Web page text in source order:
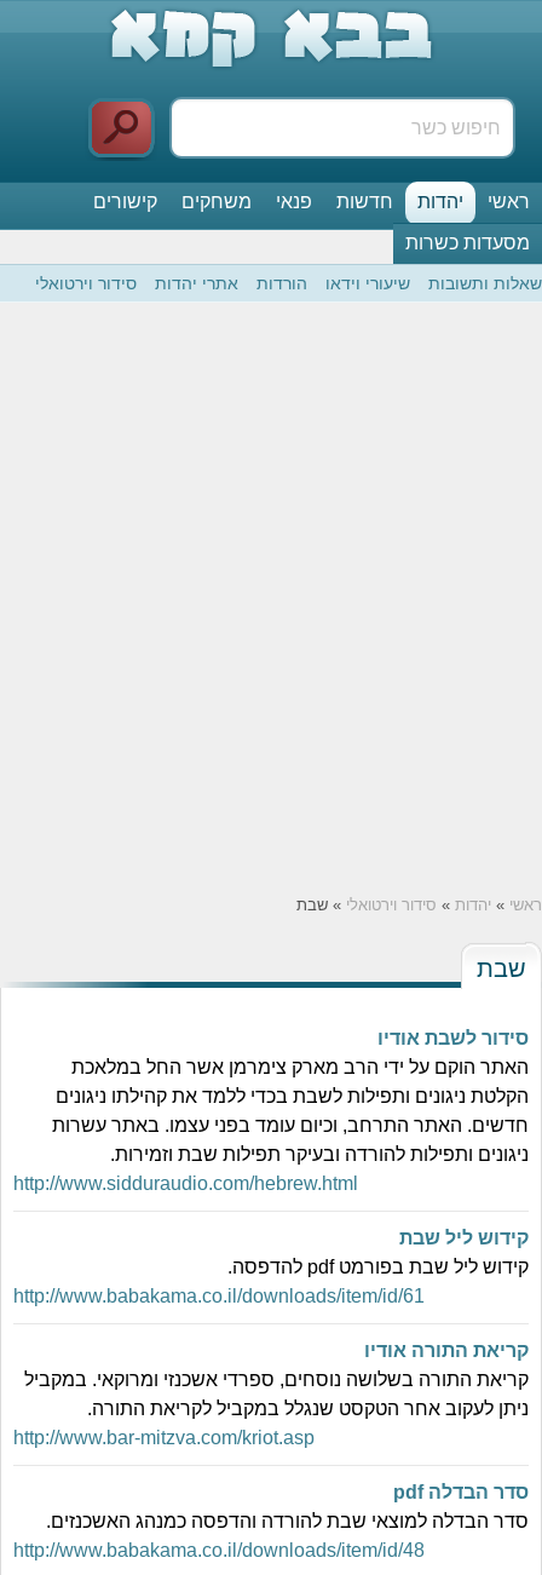
ראשי יהדות חדשות פנאי משחקים
קישורים
מסעדות כשרות
שאלות ותשובות שיעורי וידאו הורדות אתרי יהדות סידור וירטואלי
ראשי » יהדות » סידור וירטואלי » שבת
שבת
סידור לשבת אודיו
האתר הוקם על ידי הרב מארק צימרמן אשר החל במלאכת
הקלטת ניגונים ותפילות לשבת בכדי ללמד את קהילתו ניגונים
חדשים. האתר התרחב, וכיום עומד בפני עצמו. באתר עשרות
ניגונים ותפילות להורדה ובעיקר תפילות שבת וזמירות.
http://www.sidduraudio.com/hebrew.html
קידוש ליל שבת
קידוש ליל שבת בפורמט pdf להדפסה.
http://www.babakama.co.il/downloads/item/id/61
קריאת התורה אודיו
קריאת התורה בשלושה נוסחים, ספרדי אשכנזי ומרוקאי. במקביל
ניתן לעקוב אחר הטקסט שנגלל במקביל לקריאת התורה.
http://www.bar-mitzva.com/kriot.asp
סדר הבדלה pdf
סדר הבדלה למוצאי שבת להורדה והדפסה כמנהג האשכנזים.
http://www.babakama.co.il/downloads/item/id/48